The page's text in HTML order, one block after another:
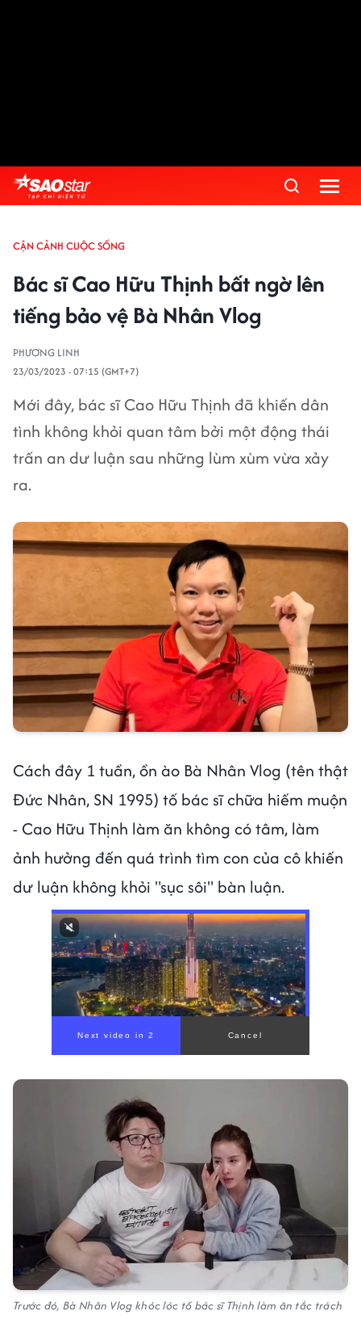
CẬN CẢNH CUỘC SỐNG
Bác sĩ Cao Hữu Thịnh bất ngờ lên
tiếng bảo vệ Bà Nhân Vlog
PHƯƠNG LINH
23/03/2023 - 07:15 (GMT+7)
Mới đây, bác sĩ Cao Hữu Thịnh đã khiến dân
tình không khỏi quan tâm bởi một động thái
trấn an dư luận sau những lùm xùm vừa xảy
ra.
Cách đây 1 tuần, ồn ào Bà Nhân Vlog (tên thật
Đức Nhân, SN 1995) tố bác sĩ chữa hiếm muộn
- Cao Hữu Thịnh làm ăn không có tâm, làm
ảnh hưởng đến quá trình tìm con của cô khiến
dư luận không khỏi "sục sôi" bàn luận.
Trước đó, Bà Nhân Vlog khóc lóc tố bác sĩ Thịnh làm ăn tắc trách